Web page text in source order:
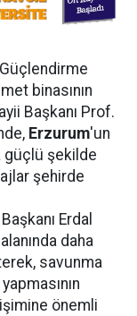
binasının
Başkanı Prof.
Erzurum'un
güçlü şekilde
şehirde
Erdal
daha
savunma
önemli